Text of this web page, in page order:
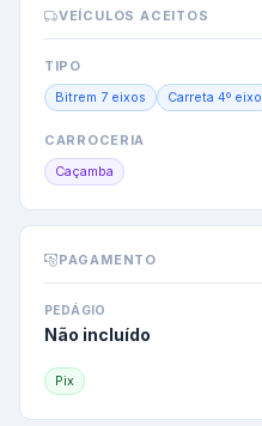
VEÍCULOS ACEITOS
TIPO
Bitrem 7 eixos Carreta 4º eixo
CARROCERIA
Caçamba
PAGAMENTO
PEDÁGIO
Não incluído
Pix